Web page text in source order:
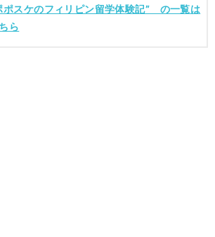
ポスケのフィリピン留学体験記” の一覧は
ら